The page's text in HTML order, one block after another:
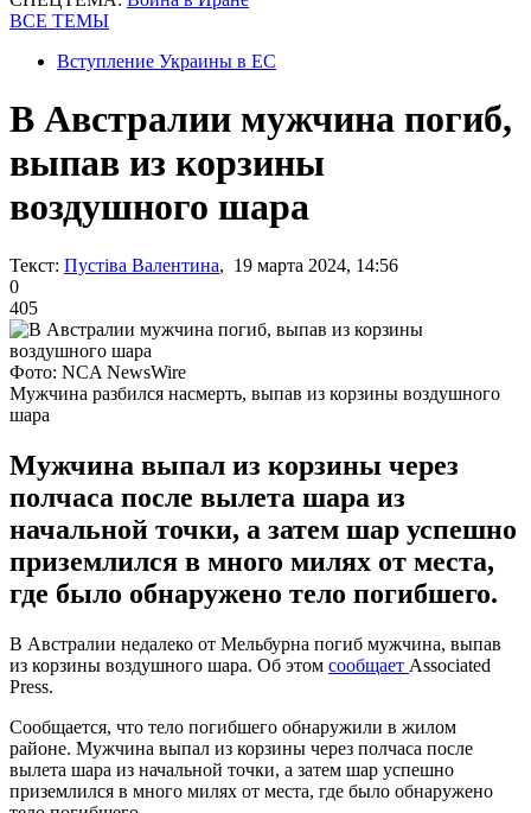
ВСЕ ТЕМЫ
Вступление Украины в ЕС
В Австралии мужчина погиб,
выпав из корзины
воздушного шара
Текст: Пустіва Валентина, 19 марта 2024, 14:56
0
405
Фото: NCA NewsWire
Мужчина разбился насмерть, выпав из корзины воздушного
шара
Мужчина выпал из корзины через
полчаса после вылета шара из
начальной точки, а затем шар успешно
приземлился в много милях от места,
где было обнаружено тело погибшего.
В Австралии недалеко от Мельбурна погиб мужчина, выпав
из корзины воздушного шара. Об этом сообщает Associated
Press.
Сообщается, что тело погибшего обнаружили в жилом
районе. Мужчина выпал из корзины через полчаса после
вылета шара из начальной точки, а затем шар успешно
приземлился в много милях от места, где было обнаружено